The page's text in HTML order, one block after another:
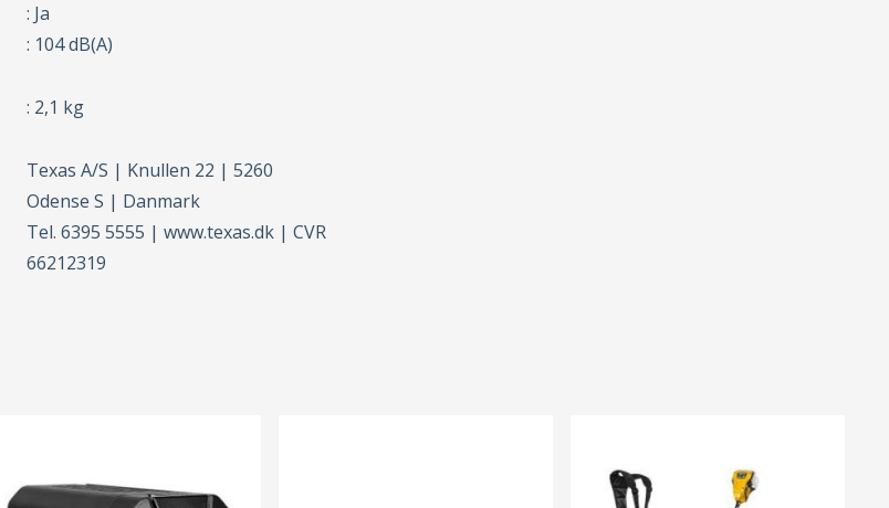
: Ja
: 104 dB(A)
: 2,1 kg
Texas A/S | Knullen 22 | 5260
Odense S | Danmark
Tel. 6395 5555 | www.texas.dk | CVR
66212319